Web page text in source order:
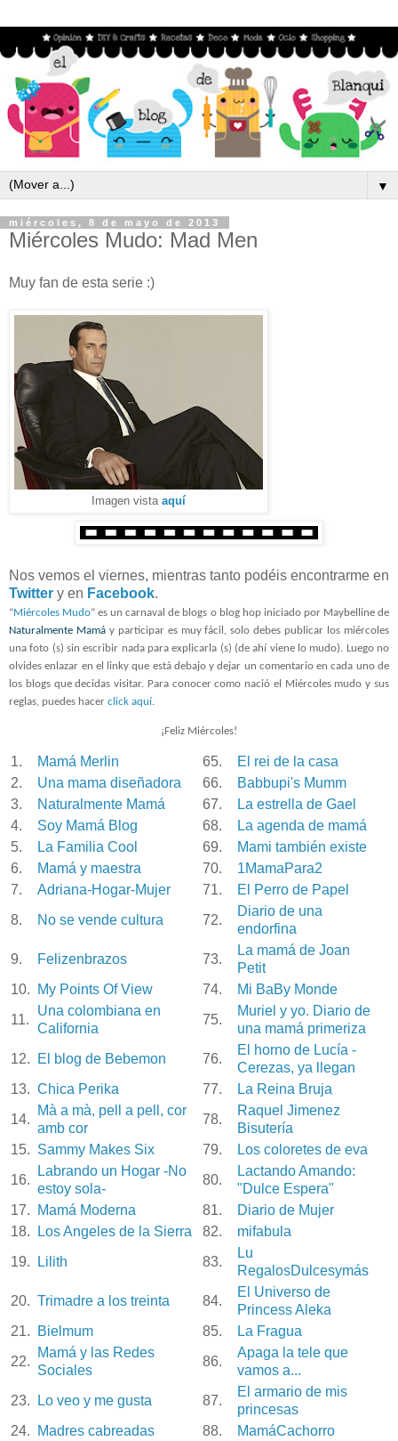
▼
miércoles, 8 de mayo de 2013
Miércoles Mudo: Mad Men
Muy fan de esta serie :)
Imagen vista aquí
Nos vemos el viernes, mientras tanto podéis encontrarme en
Twitter y en Facebook.
“Miércoles Mudo” es un carnaval de blogs o blog hop iniciado por Maybelline de
Naturalmente Mamáy participar es muy fácil, solo debes publicar los miércoles
una foto (s) sin escribir nada para explicarla (s) (de ahí viene lo mudo). Luego no
olvides enlazar en el linky que está debajo y dejar un comentario en cada uno de
los blogs que decidas visitar. Para conocer como nació el Miércoles mudo y sus
reglas, puedes hacer click aquí.
¡Feliz Miércoles!
1. Mamá Merlin 65.
El rei de la casa
2.
Una mama diseñadora 66.
Babbupi's Mumm
3.
Naturalmente Mamá 67.
La estrella de Gael
4.
Soy Mamá Blog 68.
La agenda de mamá
5.
La Familia Cool 69.
Mami también existe
6.
Mamá y maestra 70.
1MamaPara2
7.
Adriana-Hogar-Mujer 71.
El Perro de Papel
8.
No se vende cultura 72.
Diario de una
endorfina
9.
Felizenbrazos 73.
La mamá de Joan
Petit
10.
My Points Of View 74.
Mi BaBy Monde
11.
Una colombiana en
California
75.
Muriel y yo. Diario de
una mamá primeriza
12.
El blog de Bebemon 76.
El horno de Lucía -
Cerezas, ya llegan
13. Chica Perika 77.
La Reina Bruja
14.
Mà a mà, pell a pell, cor
amb cor
78.
Raquel Jimenez
Bisutería
15. Sammy Makes Six 79.
Los coloretes de eva
16.
Labrando un Hogar -No
estoy sola-
80.
Lactando Amando:
"Dulce Espera"
17.
Mamá Moderna 81.
Diario de Mujer
18.
Los Angeles de la Sierra 82.
mifabula
19.
Lilith 83.
Lu
RegalosDulcesymás
20. Trimadre a los treinta 84.
El Universo de
Princess Aleka
21.
Bielmum 85.
La Fragua
22.
Mamá y las Redes
Sociales
86.
Apaga la tele que
vamos a...
23.
Lo veo y me gusta 87.
El armario de mis
princesas
24.
Madres cabreadas 88.
MamáCachorro